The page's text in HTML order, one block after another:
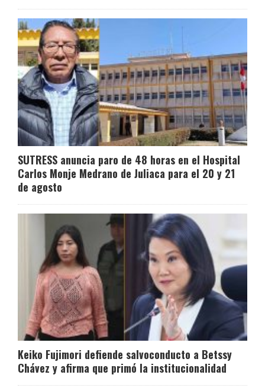
SUTRESS anuncia paro de 48 horas en el Hospital
Carlos Monje Medrano de Juliaca para el 20 y 21
de agosto
Keiko Fujimori defiende salvoconducto a Betssy
Chávez y afirma que primó la institucionalidad